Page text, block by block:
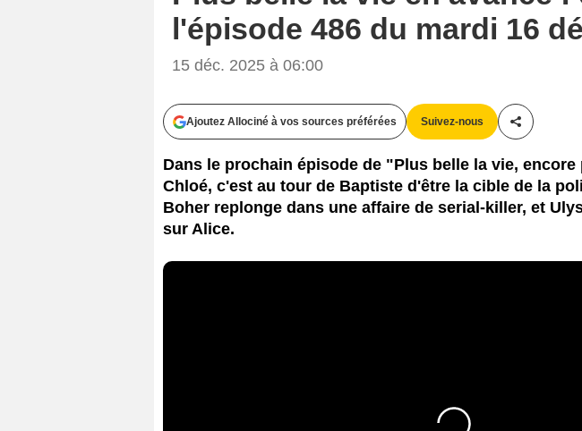
l'épisode 486 du mardi 16
15 déc. 2025 à 06:00
Ajoutez Allociné à vos sources préférées Suivez-nous
Partager
Dans le prochain épisode de "Plus belle la vie,
Chloé, c'est au tour de Baptiste d'être la cible de la
Boher replonge dans une affaire de serial-killer, et
sur Alice.